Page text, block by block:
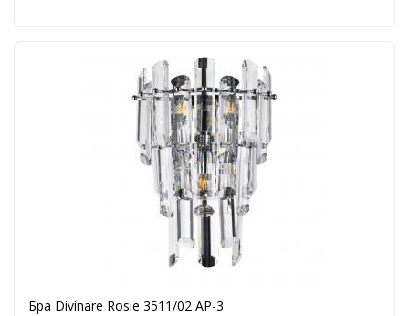
Бра Divinare Rosie 3511/02 AP-3